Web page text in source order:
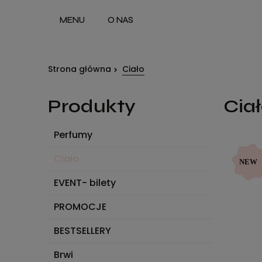
MENU O NAS
Strona główna Ciało
Produkty
Perfumy
EVENT- bilety
PROMOCJE
BESTSELLERY
Brwi